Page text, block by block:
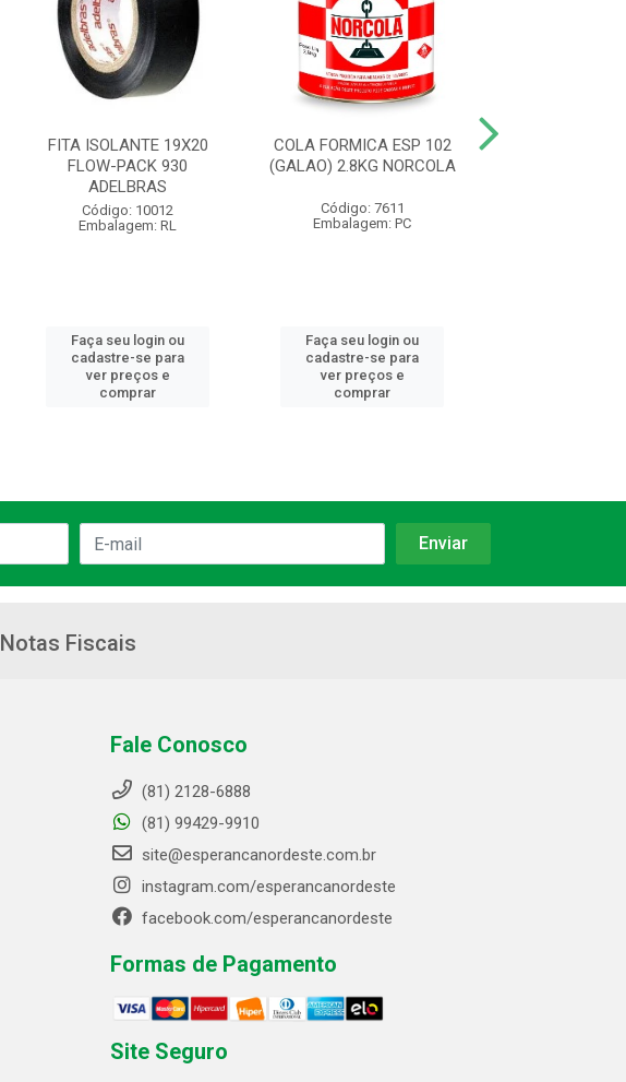
FITA ISOLANTE 19X20
FLOW-PACK 930
ADELBRAS
Código: 10012
Embalagem: RL
Faça seu login ou
cadastre-se para
ver preços e
comprar
COLA FORMICA ESP 102
(GALAO) 2.8KG NORCOLA
Código: 7611
Embalagem: PC
Faça seu login ou
cadastre-se para
ver preços e
comprar
Notas Fiscais
Fale Conosco
(81) 2128-6888
(81) 99429-9910
site@esperancanordeste.com.br
instagram.com/esperancanordeste
facebook.com/esperancanordeste
Formas de Pagamento
Site Seguro